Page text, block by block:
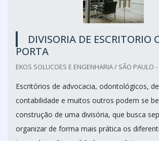
DIVISORIA DE ESCRITORIO
PORTA
EKOS SOLUCOES E ENGENHARIA / SÃO PAULO -
Escritórios de advocacia, odontológicos,
contabilidade e muitos outros podem se
construção de uma divisória, que busca
organizar de forma mais prática os